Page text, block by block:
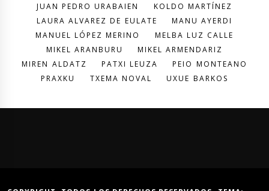
JUAN PEDRO URABAIEN
KOLDO MARTÍNEZ
LAURA ALVAREZ DE EULATE
MANU AYERDI
MANUEL LÓPEZ MERINO
MELBA LUZ CALLE
MIKEL ARANBURU
MIKEL ARMENDARIZ
MIREN ALDATZ
PATXI LEUZA
PEIO MONTEANO
PRAXKU
TXEMA NOVAL UXUE BARKOS